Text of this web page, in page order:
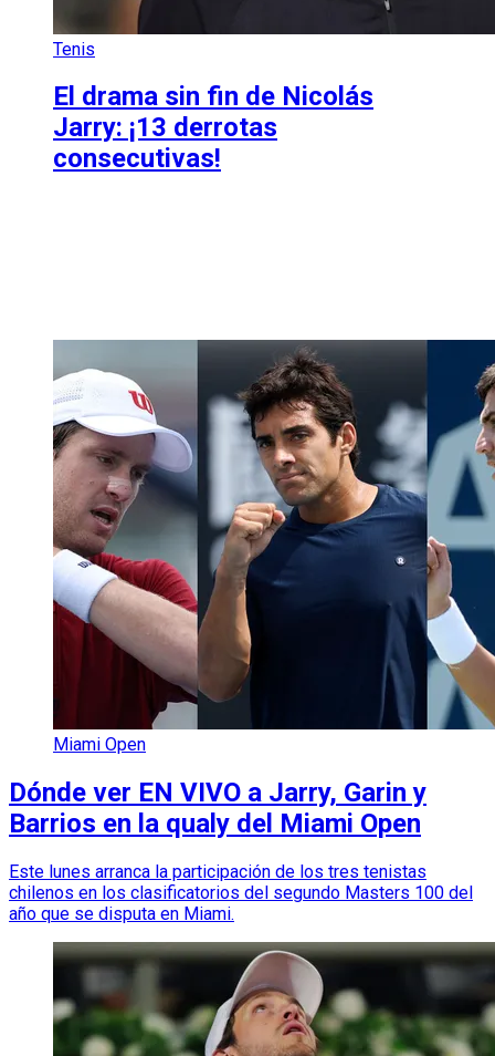
Tenis
El drama sin fin de Nicolás
Jarry: ¡13 derrotas
consecutivas!
Miami Open
Dónde ver EN VIVO a Jarry, Garin y
Barrios en la qualy del Miami Open
Este lunes arranca la participación de los tres tenistas
chilenos en los clasificatorios del segundo Masters 100 del
año que se disputa en Miami.